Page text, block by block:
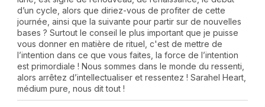
d’un cycle, alors que diriez-vous de profiter de cette
journée, ainsi que la suivante pour partir sur de nouvelles
bases ? Surtout le conseil le plus important que je puisse
vous donner en matière de rituel, c'est de mettre de
l’intention dans ce que vous faites, la force de l’intention
est primordiale ! Nous sommes dans le monde du ressenti,
alors arrêtez d’intellectualiser et ressentez ! Sarahel Heart,
médium pure, nous dit tout !